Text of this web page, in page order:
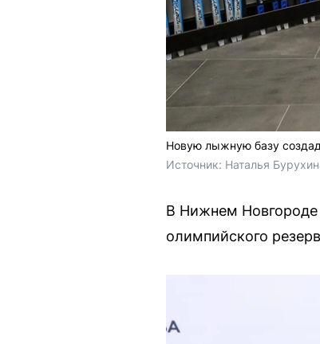
Новую лыжную базу
Источник: Наталья
В Нижнем Новгороде
олимпийского